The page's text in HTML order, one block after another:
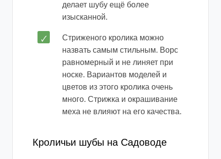
делает шубу ещё более
изысканной.
Стриженого кролика можно
назвать самым стильным. Ворс
равномерный и не линяет при
носке. Вариантов моделей и
цветов из этого кролика очень
много. Стрижка и окрашивание
меха не влияют на его качества.
Кроличьи шубы на Садоводе